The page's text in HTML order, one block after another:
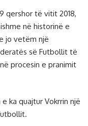
qershor të vitit 2018,
në historinë e
jo vetëm një
së Futbollit të
procesin e pranimit
ka quajtur Vokrrin një